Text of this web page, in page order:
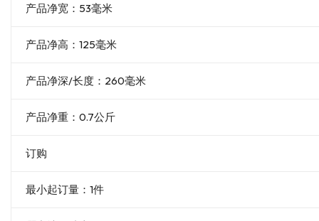
产品净宽：53毫米
产品净高：125毫米
产品净深/长度：260毫米
产品净重：0.7公斤
订购
最小起订量：1件